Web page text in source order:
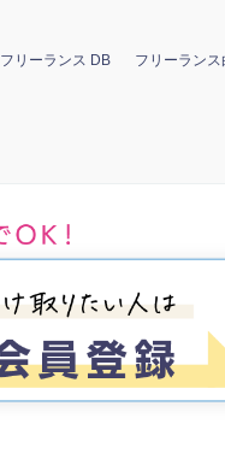
フリーランス DB フリーランス